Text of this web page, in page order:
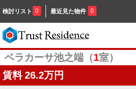
検討リスト 0 最近見た物件 0
ベラカーサ池之端（1室）
賃料 26.2万円